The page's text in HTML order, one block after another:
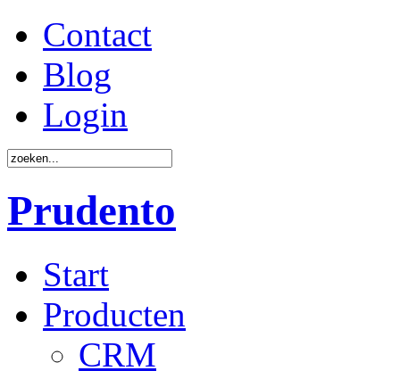
Contact
Blog
Login
Prudento
Start
Producten
CRM